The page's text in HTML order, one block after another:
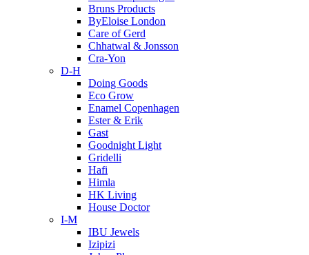
Bruns Products
ByEloise London
Care of Gerd
Chhatwal & Jonsson
Cra-Yon
D-H
Doing Goods
Eco Grow
Enamel Copenhagen
Ester & Erik
Gast
Goodnight Light
Gridelli
Hafi
Himla
HK Living
House Doctor
I-M
IBU Jewels
Izipizi